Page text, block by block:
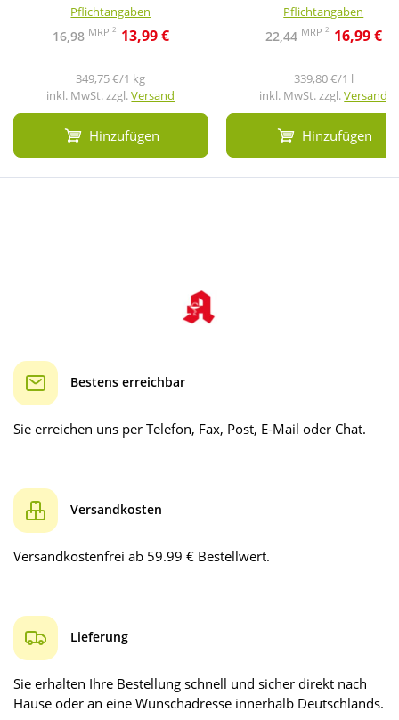
Pflichtangaben
16,98 MRP 2 13,99 €
349,75 €/1 kg
inkl. MwSt. zzgl.Versand
Hinzufügen
Pflichtangaben
22,44 MRP 2 16,99 €
339,80 €/1 l
inkl. MwSt. zzgl.Versand
Hinzufügen
Bestens erreichbar
Sie erreichen uns per Telefon, Fax, Post, E-Mail oder Chat.
Versandkosten
Versandkostenfrei ab 59.99 € Bestellwert.
Lieferung
Sie erhalten Ihre Bestellung schnell und sicher direkt nach
Hause oder an eine Wunschadresse innerhalb Deutschlands.